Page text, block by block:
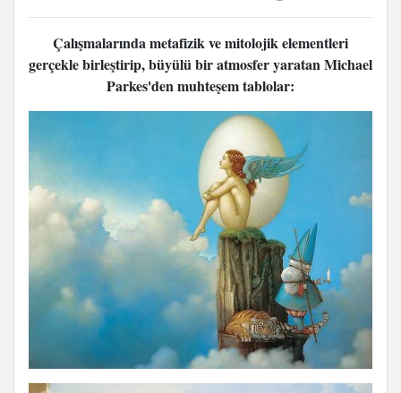
Çalışmalarında metafizik ve mitolojik elementleri
gerçekle birleştirip, büyülü bir atmosfer yaratan Michael
Parkes'den muhteşem tablolar: